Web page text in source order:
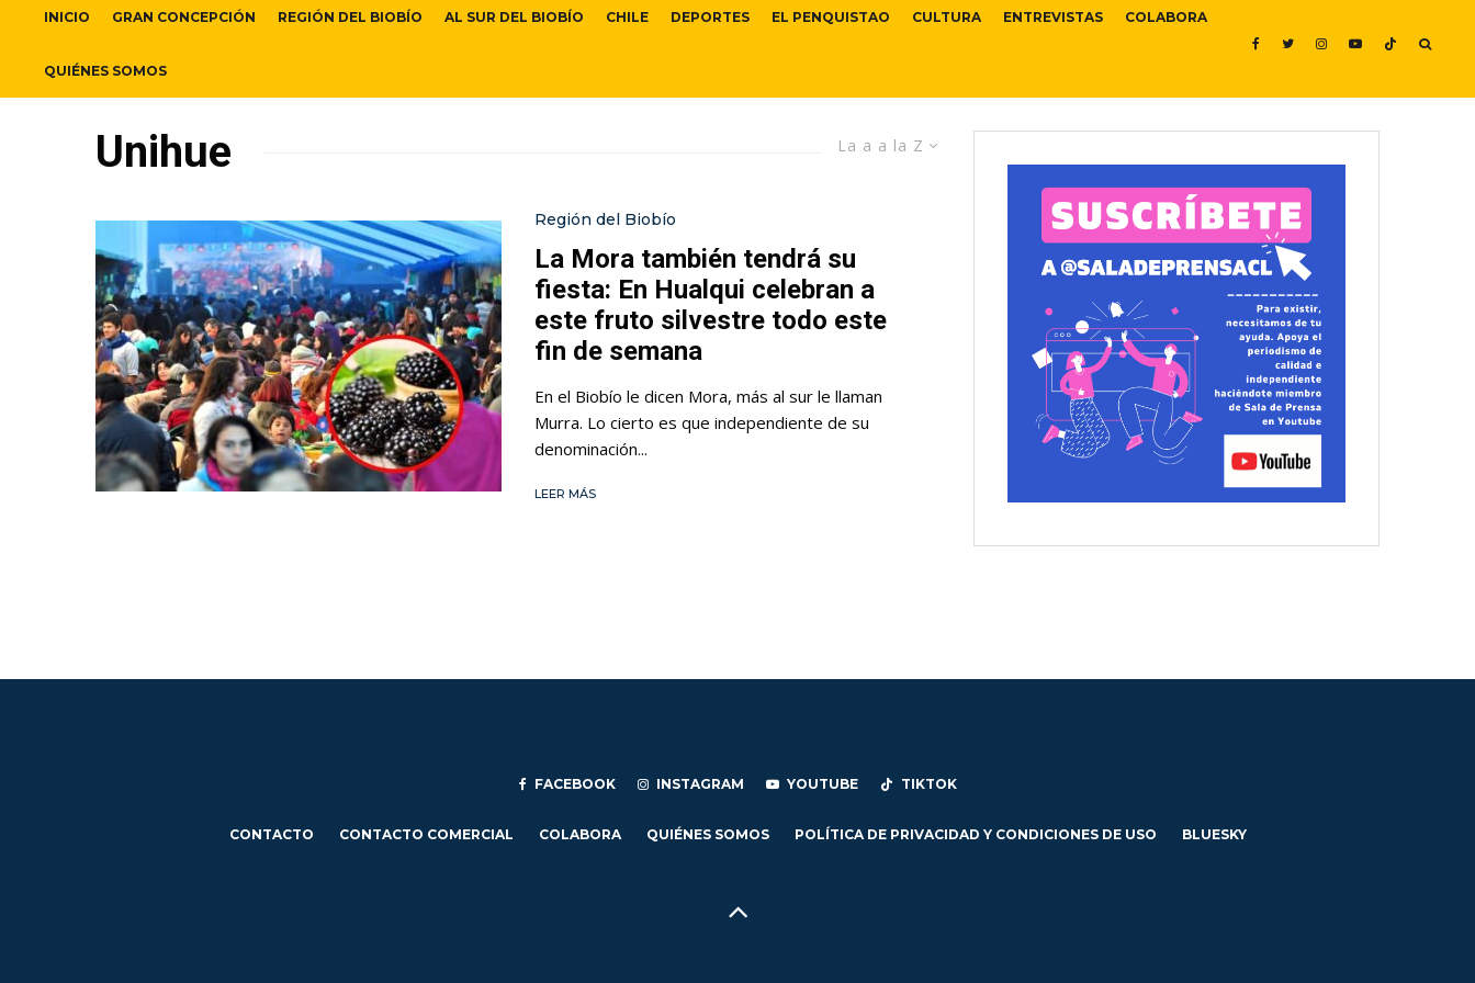
INICIO GRAN CONCEPCIÓN REGIÓN DEL BIOBÍO AL SUR DEL BIOBÍO CHILE DEPORTES EL PENQUISTAO CULTURA ENTREVISTAS COLABORA
QUIÉNES SOMOS
La a a la Z
Unihue
Región del Biobío
La Mora también tendrá su
fiesta: En Hualqui celebran a
este fruto silvestre todo este
fin de semana
En el Biobío le dicen Mora, más al sur le llaman
Murra. Lo cierto es que independiente de su
denominación...
LEER MÁS
FACEBOOK INSTAGRAM YOUTUBE TIKTOK
CONTACTO CONTACTO COMERCIAL COLABORA QUIÉNES SOMOS POLÍTICA DE PRIVACIDAD Y CONDICIONES DE USO BLUESKY